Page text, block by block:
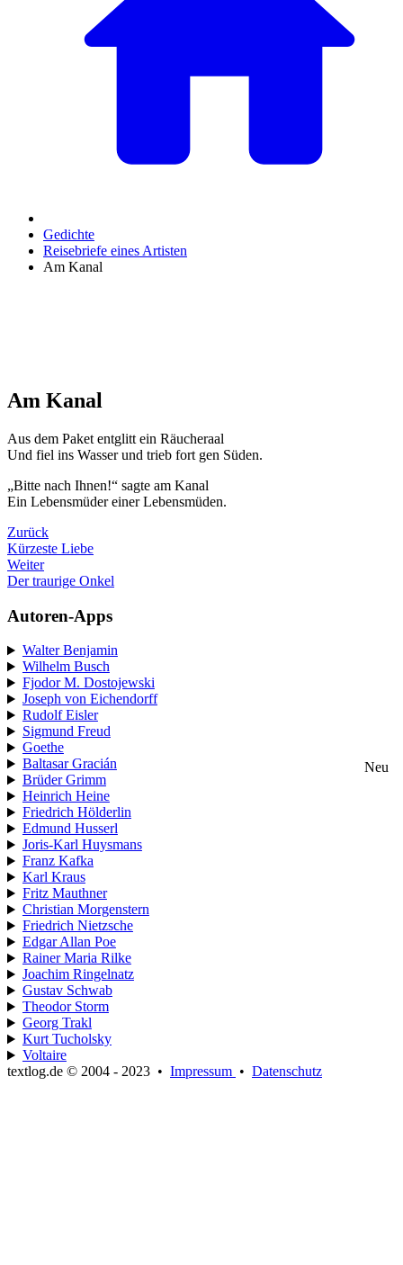
Gedichte
Reisebriefe eines Artisten
Am Kanal
Am Kanal
Aus dem Paket entglitt ein Räucheraal
Und fiel ins Wasser und trieb fort gen Süden.
„Bitte nach Ihnen!“ sagte am Kanal
Ein Lebensmüder einer Lebensmüden.
Zurück
Kürzeste Liebe
Weiter
Der traurige Onkel
Autoren-Apps
Walter Benjamin
Wilhelm Busch
Fjodor M. Dostojewski
Joseph von Eichendorff
Rudolf Eisler
Sigmund Freud
Goethe
Baltasar Gracián
Neu
Brüder Grimm
Heinrich Heine
Friedrich Hölderlin
Edmund Husserl
Joris-Karl Huysmans
Franz Kafka
Karl Kraus
Fritz Mauthner
Christian Morgenstern
Friedrich Nietzsche
Edgar Allan Poe
Rainer Maria Rilke
Joachim Ringelnatz
Gustav Schwab
Theodor Storm
Georg Trakl
Kurt Tucholsky
Voltaire
textlog.de © 2004 - 2023 • Impressum • Datenschutz